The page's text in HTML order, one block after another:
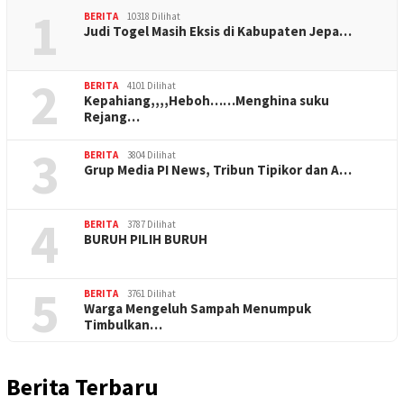
1 BERITA 10318 Dilihat
Judi Togel Masih Eksis di Kabupaten Jepa…
2 BERITA 4101 Dilihat
Kepahiang,,,,Heboh……Menghina suku
Rejang…
3 BERITA 3804 Dilihat
Grup Media PI News, Tribun Tipikor dan A…
4 BERITA 3787 Dilihat
BURUH PILIH BURUH
5 BERITA 3761 Dilihat
Warga Mengeluh Sampah Menumpuk
Timbulkan…
Berita Terbaru